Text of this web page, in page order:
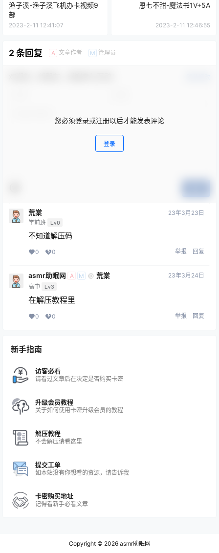
渔子溪-渔子溪飞机办卡视频9
部
2023-2-11 12:41:07
恩七不甜-魔法书1V+5A
2023-2-11 12:46:55
2 条回复 A 文章作者 M 管理员
您必须登录或注册以后才能发表评论
登录
荒棠
学前班 Lv0
23年3月23日
不知道解压码
0 0 举报 回复
asmr助眠网 A M @ 荒棠
高中 Lv3
23年3月24日
在解压教程里
0 0 举报 回复
新手指南
访客必看
请看过文章后在决定是否购买卡密
升级会员教程
关于如何使用卡密升级会员的教程
解压教程
不会解压请看这里
提交工单
如本站没有你想看的资源，请告诉我
卡密购买地址
记得看新手必看文章
Copyright © 2026asmr助眠网